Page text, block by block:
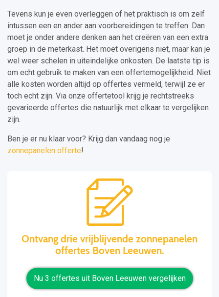
Tevens kun je even overleggen of het praktisch is om zelf
intussen een en ander aan voorbereidingen te treffen. Dan
moet je onder andere denken aan het creëren van een extra
groep in de meterkast. Het moet overigens niet, maar kan je
wel weer schelen in uiteindelijke onkosten. De laatste tip is
om echt gebruik te maken van een offertemogelijkheid. Niet
alle kosten worden altijd op offertes vermeld, terwijl ze er
toch echt zijn. Via onze offertetool krijg je rechtstreeks
gevarieerde offertes die natuurlijk met elkaar te vergelijken
zijn.
Ben je er nu klaar voor? Krijg dan vandaag nog je
zonnepanelen offerte!
Ontvang drie vrijblijvende zonnepanelen
offertes Boven Leeuwen.
Nu 3 offertes uit Boven Leeuwen vergelijken